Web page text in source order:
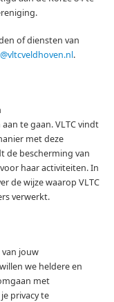
of diensten van
.
te gaan. VLTC vindt
met deze
de bescherming van
haar activiteiten. In
de wijze waarop VLTC
verwerkt.
van jouw
we heldere en
met
privacy te